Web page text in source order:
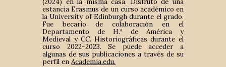
(2024) en la misma casa. Disfrutó de una
estancia Erasmus de un curso académico en
la University of Edinburgh durante el grado.
Fue becario de colaboración en el
Departamento de H.ª de América y
Medieval y CC. Historiográficas durante el
curso 2022-2023. Se puede acceder a
algunas de sus publicaciones a través de su
perfil enAcademia.edu.